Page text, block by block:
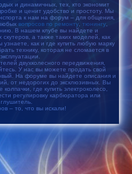
и динамичных, тех, кто экономит
и ценит удобство и простоту. Мы
к нам на форум – для общения,
вопросов по ремонту тюнингу
В нашем клубе вы найдете и
а также таких моделей, как
узнаете, как и где купить любую марку
технику, которая не сломается в
двухколесного передвижения,
У нас вы можете продать свой
На форуме вы найдете описания и
от недорогих до эксклюзивных. Вы
где купить электроколесо,
регулировку карбюратора или
– то, что вы искали!